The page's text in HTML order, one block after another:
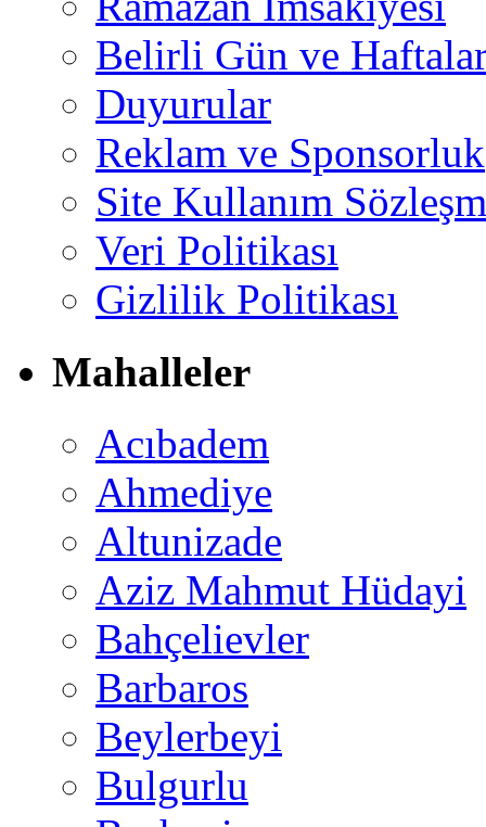
Belirli Gün ve
Duyurular
Reklam ve Sponsorluk
Site Kullanım
Veri Politikası
Gizlilik Politikası
Mahalleler
Acıbadem
Ahmediye
Altunizade
Aziz Mahmut Hüdayi
Bahçelievler
Barbaros
Beylerbeyi
Bulgurlu